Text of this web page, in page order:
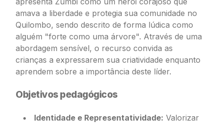
amava a liberdade e protegia sua comunidade no
Quilombo, sendo descrito de forma lúdica como
alguém "forte como uma árvore". Através de uma
abordagem sensível, o recurso convida as
crianças a expressarem sua criatividade enquanto
aprendem sobre a importância deste líder.
Objetivos pedagógicos
Identidade e Representatividade: Valorizar